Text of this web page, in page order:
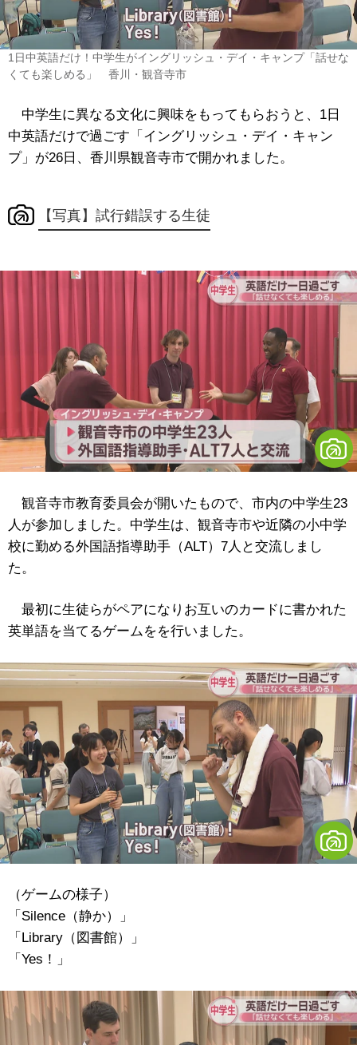
1日中英語だけ！中学生がイングリッシュ・デイ・キャンプ「話せな
くても楽しめる」 香川・観音寺市
中学生に異なる文化に興味をもってもらおうと、1日
中英語だけで過ごす「イングリッシュ・デイ・キャン
プ」が26日、香川県観音寺市で開かれました。
【写真】試行錯誤する生徒
観音寺市教育委員会が開いたもので、市内の中学生23
人が参加しました。中学生は、観音寺市や近隣の小中学
校に勤める外国語指導助手（ALT）7人と交流しまし
た。
最初に生徒らがペアになりお互いのカードに書かれた
英単語を当てるゲームをを行いました。
（ゲームの様子）
「Silence（静か）」
「Library（図書館）」
「Yes！」